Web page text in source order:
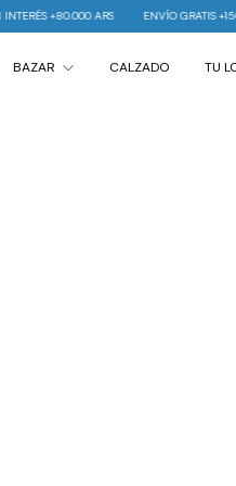
ENVÍO GRATIS +150.000 ARS
BAZAR CALZADO
TU